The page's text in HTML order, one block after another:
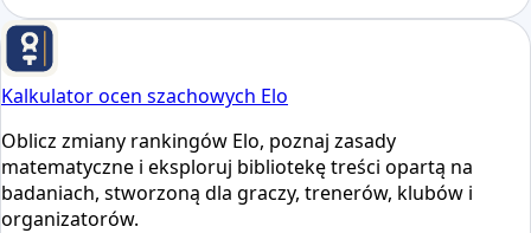
Kalkulator ocen szachowych Elo
Oblicz zmiany rankingów Elo, poznaj zasady
matematyczne i eksploruj bibliotekę treści opartą na
badaniach, stworzoną dla graczy, trenerów, klubów i
organizatorów.